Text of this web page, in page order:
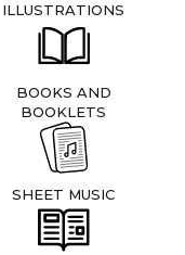
ILLUSTRATIONS
BOOKS AND
BOOKLETS
SHEET MUSIC